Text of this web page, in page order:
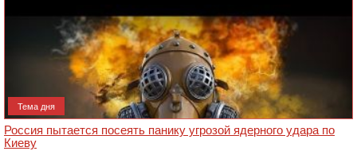
Тема дня
Россия пытается посеять панику угрозой ядерного удара по
Киеву